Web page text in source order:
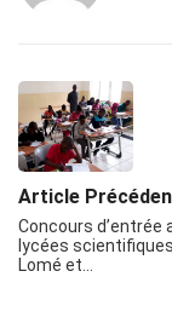
Article
Concours d’entrée
lycées
Lomé et…